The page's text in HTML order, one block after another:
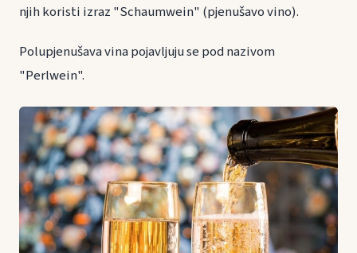
njih koristi izraz "Schaumwein" (pjenušavo vino).
Polupjenušava vina pojavljuju se pod nazivom
"Perlwein".